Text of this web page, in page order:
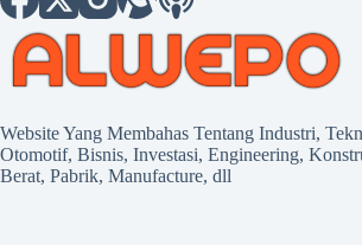
Website Yang Membahas Tentang Industri,
Otomotif, Bisnis, Investasi, Engineering,
Berat, Pabrik, Manufacture, dll